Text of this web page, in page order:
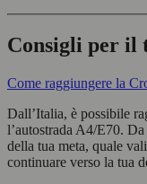
Consigli per il
Come raggiungere la
Dall’Italia, è possibile
l’autostrada A4/E70.
della tua meta, quale
continuare verso la tua